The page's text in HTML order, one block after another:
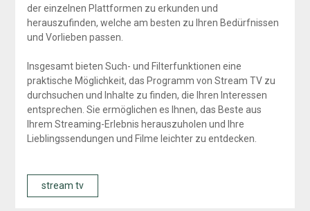
der einzelnen Plattformen zu erkunden und
herauszufinden, welche am besten zu Ihren Bedürfnissen
und Vorlieben passen.
Insgesamt bieten Such- und Filterfunktionen eine
praktische Möglichkeit, das Programm von Stream TV zu
durchsuchen und Inhalte zu finden, die Ihren Interessen
entsprechen. Sie ermöglichen es Ihnen, das Beste aus
Ihrem Streaming-Erlebnis herauszuholen und Ihre
Lieblingssendungen und Filme leichter zu entdecken.
stream tv